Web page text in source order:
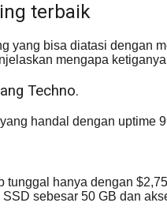
terbaik
yang bisa diatasi dengan
mengapa
Techno.
handal dengan uptime
tunggal hanya dengan
sebesar 50 GB dan